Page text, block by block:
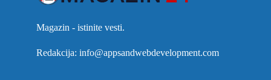
Magazin - istinite vesti.
Redakcija: info@appsandwebdevelopment.com